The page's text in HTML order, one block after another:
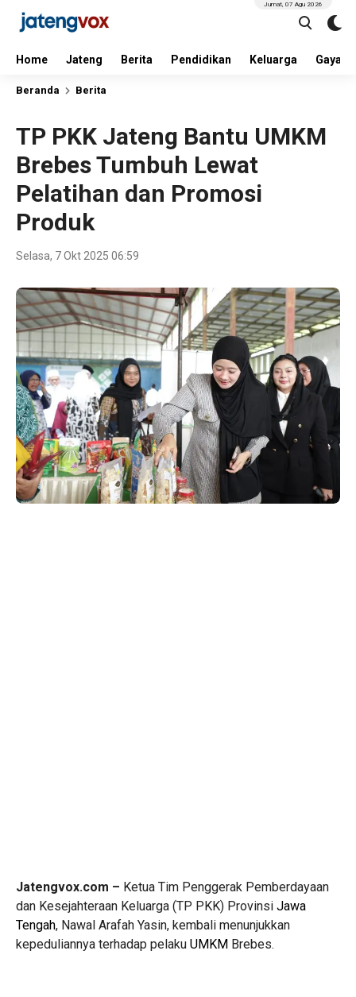
Home Jateng Berita Pendidikan Keluarga Gaya
Jumat, 07 Agu 2026
Beranda Berita
TP PKK Jateng Bantu UMKM
Brebes Tumbuh Lewat
Pelatihan dan Promosi
Produk
Selasa, 7 Okt 2025 06:59
Jatengvox.com – Ketua Tim Penggerak Pemberdayaan
dan Kesejahteraan Keluarga (TP PKK) Provinsi Jawa
Tengah, Nawal Arafah Yasin, kembali menunjukkan
kepeduliannya terhadap pelaku UMKM Brebes.